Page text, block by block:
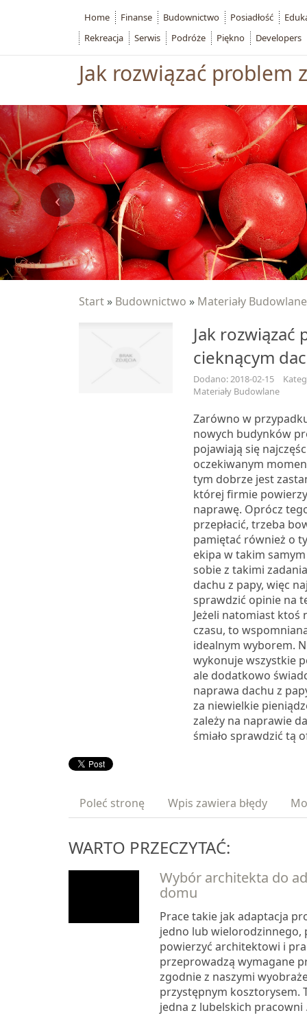
Jak rozwiązać problem
Start » Budownictwo » Materiały Budowlane
Jak rozwiązać
cieknącym
Dodano: 2018-02-15
Materiały Budowlane
Zarówno w
nowych budynków
pojawiają się
oczekiwanym
tym dobrze jest
której firmie
naprawę. Oprócz
przepłacić, trzeba
pamiętać również o
ekipa w takim
sobie z takimi
dachu z papy, więc
sprawdzić opinie na
Jeżeli natomiast ktoś
czasu, to
idealnym wyborem.
wykonuje wszystkie
ale dodatkowo
naprawa dachu z
za niewielkie
zależy na naprawie
śmiało sprawdzić tą
Poleć stronę Wpis zawiera błędy
WARTO PRZECZYTAĆ:
Wybór architekta do
domu
Prace takie jak adaptacja
jedno lub wielorodzinnego,
powierzyć architektowi i
przeprowadzą wymagane
zgodnie z naszymi
przystępnym kosztorysem.
jedna z lubelskich pracowni
Home Finanse Budownictwo Posiadłość
Rekreacja
Serwis Podróże Piękno Developers